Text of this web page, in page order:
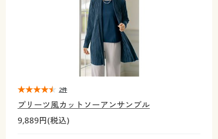
カーテン・ラグ・ファブリック
美容・健康・サプリメント
制服・スクールすべて
ジュニア・ティーンズ下着
大きいサイズ通販すべて
大きいサイズ レディース服
大きいサイズ レディース下着
大きいサイズ メンズ
カタログ
カーテン・ラグ・ファブリック
ジュニア・ティーンズ下着
大きいサイズ通販すべて
大きいサイズ レディース服
大きいサイズ レディース下着
大きいサイズ メンズ
大きいサイズ 事務・制服
カタログ
プリーツ風カットソーアンサンブル
9,889円(税込)
2件